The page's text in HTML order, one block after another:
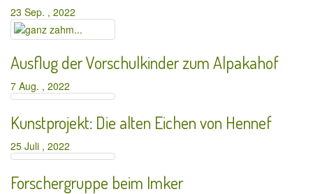
23 Sep. , 2022
Ausflug der Vorschulkinder zum Alpakahof
7 Aug. , 2022
Kunstprojekt: Die alten Eichen von Hennef
25 Juli , 2022
Forschergruppe beim Imker